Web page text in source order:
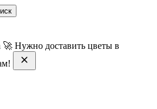
🚀 Нужно доставить цветы в